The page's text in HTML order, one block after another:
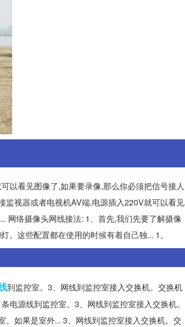
以看见图像了,如果要录像,那么你必须把信号接人
监视器或者电视机AV端,电源插入220V就可以看见
网络摄像头网线接法: 1、首先,我们先要了解摄像
这些配置都在使用的时候有着自己独... 1。
到监控室。3、网线到监控室接入交换机。交换机
电源线到监控室。3、网线到监控室接入交换机。
如果是室外... 3、网线到监控室接入交换机。交